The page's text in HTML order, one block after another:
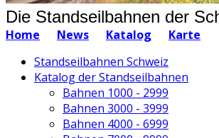
Die Standseilbahnen der
Home News Katalog
Karte
Standseilbahnen Schweiz
Katalog der Standseilbahnen
Bahnen 1000 - 2999
Bahnen 3000 - 3999
Bahnen 4000 - 6999